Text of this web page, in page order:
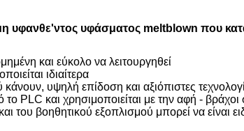
υφανθε'ντος υφάσματος meltblown που
και εύκολο να λειτουργηθεί
ιδιαίτερα
κάνουν, υψηλή επίδοση και αξιόπιστες
PLC και χρησιμοποιείται με την αφή - βράχοι
του βοηθητικού εξοπλισμού μπορεί να είναι